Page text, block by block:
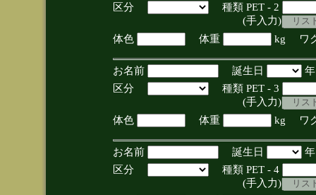
区分
種類 PET - 2
(手入力)
体色
体重 kg ワ
お名前 誕生日
区分
種類 PET - 3
(手入力)
体色
体重 kg ワ
お名前 誕生日
区分
種類 PET - 4
(手入力)